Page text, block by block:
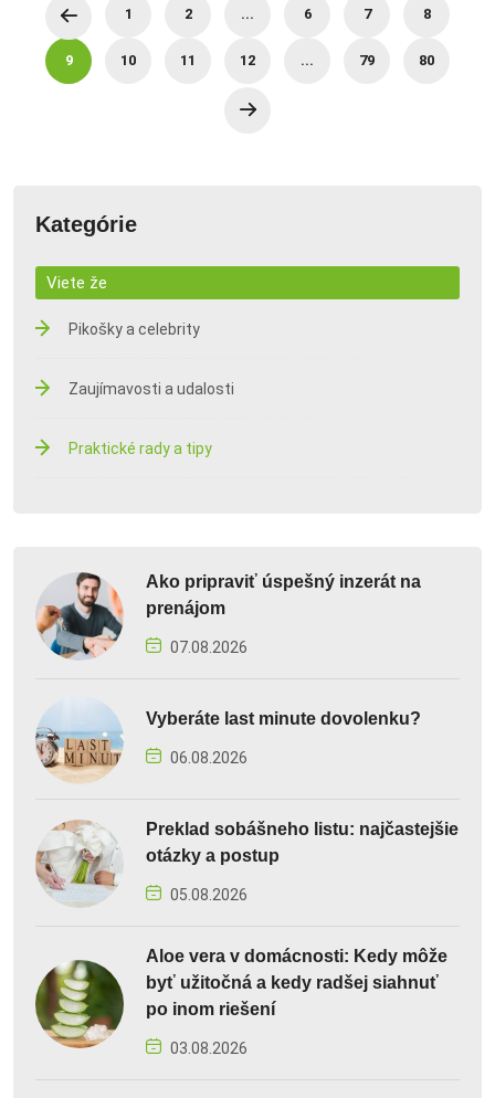
1 2 ... 6 7 8
9 10 11 12 ... 79 80
Kategórie
Viete že
Pikošky a celebrity
Zaujímavosti a udalosti
Praktické rady a tipy
Ako pripraviť úspešný inzerát na
prenájom
07.08.2026
Vyberáte last minute dovolenku?
06.08.2026
Preklad sobášneho listu: najčastejšie
otázky a postup
05.08.2026
Aloe vera v domácnosti: Kedy môže
byť užitočná a kedy radšej siahnuť
po inom riešení
03.08.2026